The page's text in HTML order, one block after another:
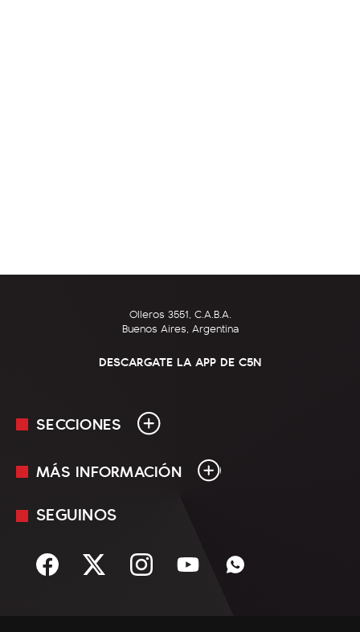
Olleros 3551, C.A.B.A.
Buenos Aires, Argentina
DESCARGATE LA APP DE C5N
SECCIONES
En Vivo
Sociedad
MÁS INFORMACIÓN
Mediakit
Términos y condiciones
SEGUINOS